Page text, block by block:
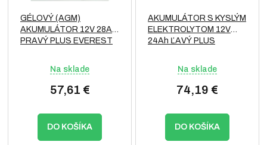
GÉLOVÝ (AGM)
AKUMULÁTOR 12V 28Ah
PRAVÝ PLUS EVEREST
Na sklade
57,61 €
DO KOŠÍKA
AKUMULÁTOR S KYSLÝM
ELEKTROLYTOM 12V
24Ah ĽAVÝ PLUS
Na sklade
74,19 €
DO KOŠÍKA